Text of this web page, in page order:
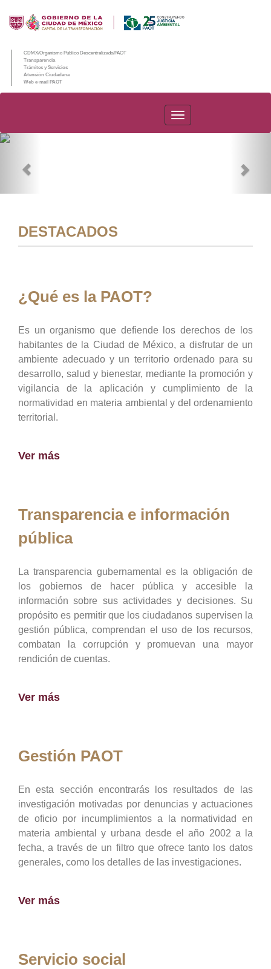
CDMX/Organismo Público Descentralizado/PAOT
Transparencia
Trámites y Servicios
Atención Ciudadana
Web e-mail PAOT
PAOT
DESTACADOS
¿Qué es la PAOT?
Es un organismo que defiende los derechos de los
habitantes de la Ciudad de México, a disfrutar de un
ambiente adecuado y un territorio ordenado para su
desarrollo, salud y bienestar, mediante la promoción y
vigilancia de la aplicación y cumplimiento de la
normatividad en materia ambiental y del ordenamiento
territorial.
Ver más
Transparencia e información
pública
La transparencia gubernamental es la obligación de
los gobiernos de hacer pública y accesible la
información sobre sus actividades y decisiones. Su
propósito es permitir que los ciudadanos supervisen la
gestión pública, comprendan el uso de los recursos,
combatan la corrupción y promuevan una mayor
rendición de cuentas.
Ver más
Gestión PAOT
En esta sección encontrarás los resultados de las
investigación motivadas por denuncias y actuaciones
de oficio por incumplimientos a la normatividad en
materia ambiental y urbana desde el año 2002 a la
fecha, a través de un filtro que ofrece tanto los datos
generales, como los detalles de las investigaciones.
Ver más
Servicio social